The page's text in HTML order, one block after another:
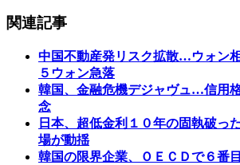
関連記事
中国不動産発リスク拡散…ウォン
５ウォン急落
韓国、金融危機デジャヴュ…信用
念
日本、超低金利１０年の固執破っ
場が動揺
韓国の限界企業、ＯＥＣＤで６番